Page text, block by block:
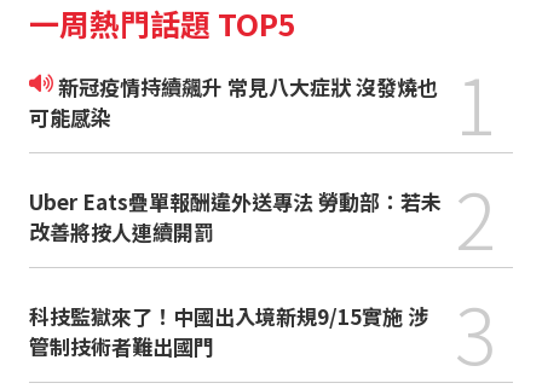
一周熱門話題 TOP5
新冠疫情持續飆升 常見八大症狀 沒發燒也
可能感染
1
Uber Eats疊單報酬違外送專法 勞動部：若未
改善將按人連續開罰
2
科技監獄來了！中國出入境新規9/15實施 涉
管制技術者難出國門
3